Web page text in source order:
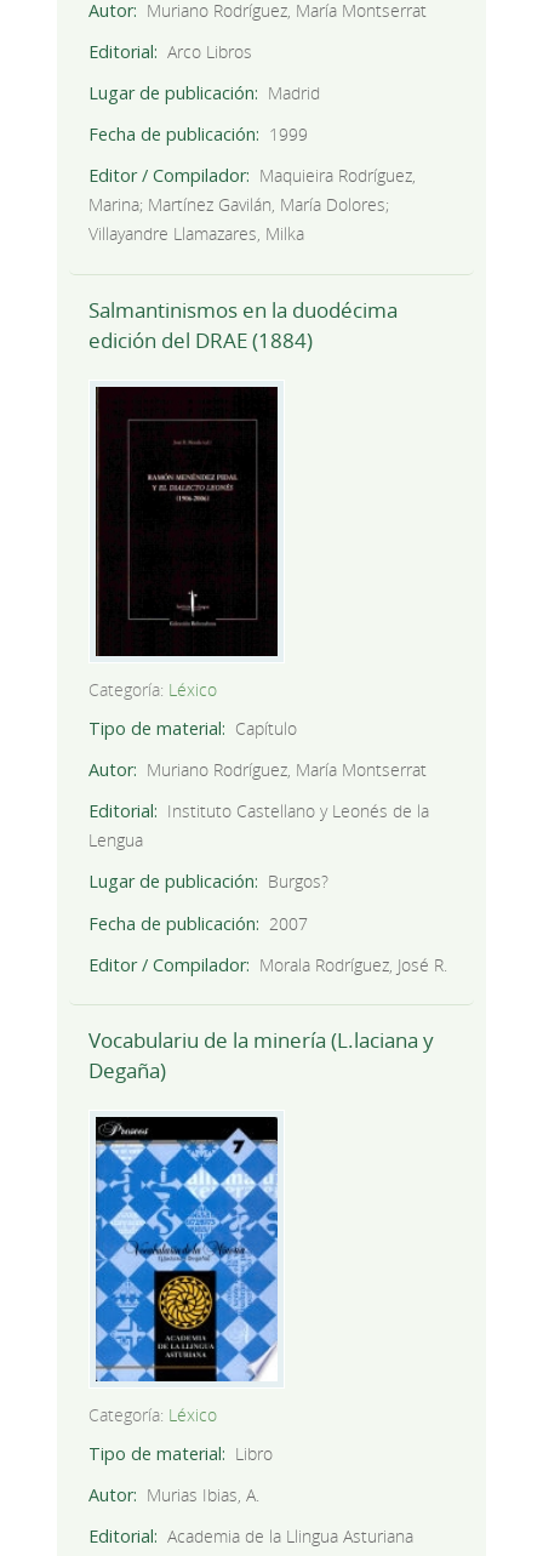
Autor
Muriano Rodríguez, María Montserrat
Editorial
Arco Libros
Lugar de publicación
Madrid
Fecha de publicación
1999
Editor / Compilador
Maquieira Rodríguez,
Marina; Martínez Gavilán, María Dolores;
Villayandre Llamazares, Milka
Salmantinismos en la duodécima
edición del DRAE (1884)
Categoría: Léxico
Tipo de material
Capítulo
Autor
Muriano Rodríguez, María Montserrat
Editorial
Instituto Castellano y Leonés de la
Lengua
Lugar de publicación
Burgos?
Fecha de publicación
2007
Editor / Compilador
Morala Rodríguez, José R.
Vocabulariu de la minería (L.laciana y
Degaña)
Categoría: Léxico
Tipo de material
Libro
Autor
Murias Ibias, A.
Editorial
Academia de la Llingua Asturiana